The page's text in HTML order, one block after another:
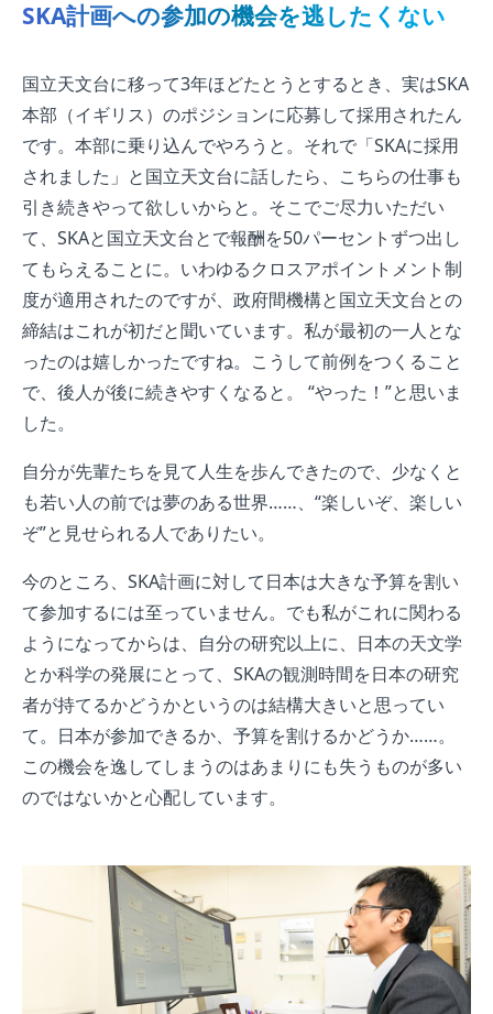
SKA計画への参加の機会を逃したくない
国立天文台に移って3年ほどたとうとするとき、実はSKA
本部（イギリス）のポジションに応募して採用されたん
です。本部に乗り込んでやろうと。それで「SKAに採用
されました」と国立天文台に話したら、こちらの仕事も
引き続きやって欲しいからと。そこでご尽力いただい
て、SKAと国立天文台とで報酬を50パーセントずつ出し
てもらえることに。いわゆるクロスアポイントメント制
度が適用されたのですが、政府間機構と国立天文台との
締結はこれが初だと聞いています。私が最初の一人とな
ったのは嬉しかったですね。こうして前例をつくること
で、後人が後に続きやすくなると。 “やった！”と思いま
した。
自分が先輩たちを見て人生を歩んできたので、少なくと
も若い人の前では夢のある世界……、“楽しいぞ、楽しい
ぞ”と見せられる人でありたい。
今のところ、SKA計画に対して日本は大きな予算を割い
て参加するには至っていません。でも私がこれに関わる
ようになってからは、自分の研究以上に、日本の天文学
とか科学の発展にとって、SKAの観測時間を日本の研究
者が持てるかどうかというのは結構大きいと思ってい
て。日本が参加できるか、予算を割けるかどうか……。
この機会を逸してしまうのはあまりにも失うものが多い
のではないかと心配しています。